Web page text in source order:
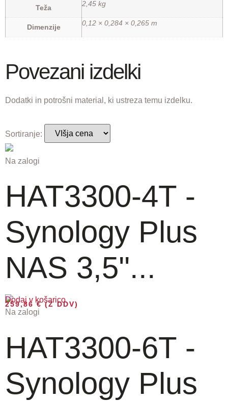
Teža 2,45 kg
Dimenzije 0,12 × 0,284 × 0,265 m
Povezani izdelki
Dodatki in potrošni material, ki ustreza temu izdelku.
Sortiranje:
Na zalogi
HAT3300-4T -
Synology Plus
NAS 3,5''...
259,86€(Z DDV)
Dodaj v košarico
Na zalogi
HAT3300-6T -
Synology Plus